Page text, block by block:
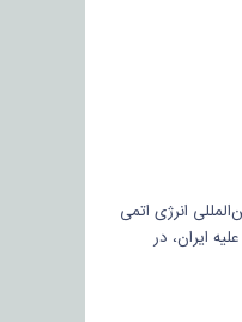
انرژی اتمی
ایران، در